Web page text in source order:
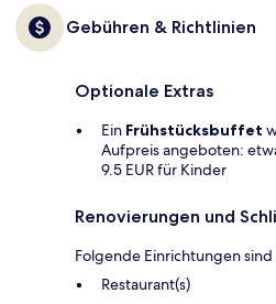
Gebühren & Richtlinien
Optionale Extras
Ein Frühstücksbuffet
Aufpreis angeboten:
9.5 EUR für Kinder
Renovierungen und
Folgende Einrichtungen sind
Restaurant(s)